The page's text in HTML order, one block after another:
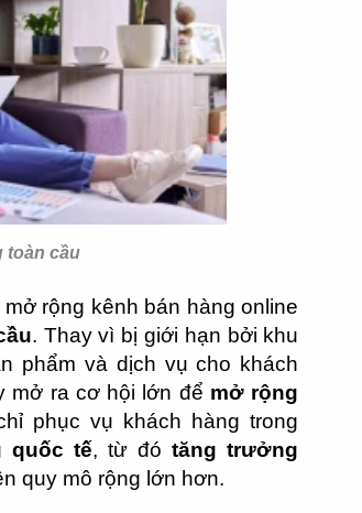
toàn cầu
rộng kênh bán hàng online
. Thay vì bị giới hạn bởi khu
phẩm và dịch vụ cho khách
mở ra cơ hội lớn để mở rộng
phục vụ khách hàng trong
quốc tế, từ đótăng trưởng
quy mô rộng lớn hơn.